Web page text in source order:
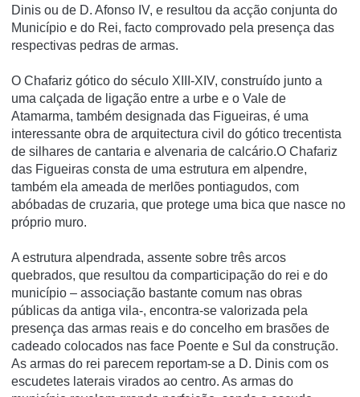
Dinis ou de D. Afonso IV, e resultou da acção conjunta do
Municí­pio e do Rei, facto comprovado pela presença das
respectivas pedras de armas.
O Chafariz gótico do século XIII-XIV, construído junto a
uma calçada de ligação entre a urbe e o Vale de
Atamarma, também designada das Figueiras, é uma
interessante obra de arquitectura civil do gótico trecentista
de silhares de cantaria e alvenaria de calcário.O Chafariz
das Figueiras consta de uma estrutura em alpendre,
também ela ameada de merlões pontiagudos, com
abóbadas de cruzaria, que protege uma bica que nasce no
próprio muro.
A estrutura alpendrada, assente sobre três arcos
quebrados, que resultou da comparticipação do rei e do
município – associação bastante comum nas obras
públicas da antiga vila-, encontra-se valorizada pela
presença das armas reais e do concelho em brasões de
cadeado colocados nas face Poente e Sul da construção.
As armas do rei parecem reportam-se a D. Dinis com os
escudetes laterais virados ao centro. As armas do